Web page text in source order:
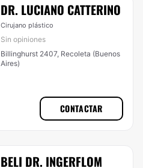
DR. LUCIANO CATTERINO
Cirujano plástico
Sin opiniones
Billinghurst 2407, Recoleta (Buenos
Aires)
CONTACTAR
BELI DR. INGERFLOM